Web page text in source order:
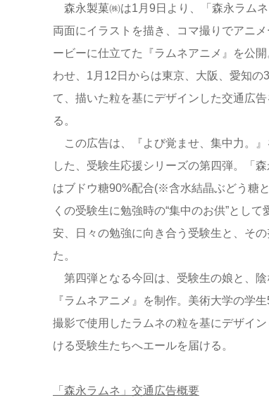
森永製菓㈱は1月9日より、「森永ラム
両面にイラストを描き、コマ撮りでアニ
ービーに仕立てた『ラムネアニメ』を公
わせ、1月12日からは東京、大阪、愛知の
て、描いた粒を基にデザインした交通広
る。
この広告は、『よび覚ませ、集中力。』
した、受験生応援シリーズの第四弾。「森
はブドウ糖90%配合(※含水結晶ぶどう糖
くの受験生に勉強時の“集中のお供”とし
安、日々の勉強に向き合う受験生と、そ
た。
第四弾となる今回は、受験生の娘と、陰
『ラムネアニメ』を制作。美術大学の学
撮影で使用したラムネの粒を基にデザイ
ける受験生たちへエールを届ける。
「森永ラムネ」交通広告概要